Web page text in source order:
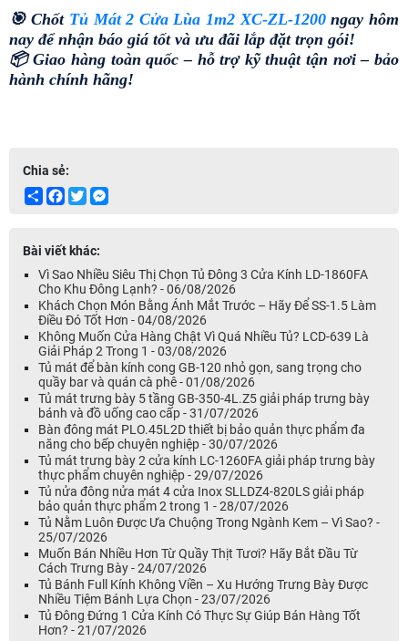
🎯 Chốt Tủ Mát 2 Cửa Lùa 1m2 XC-ZL-1200 ngay hôm
nay để nhận báo giá tốt và ưu đãi lắp đặt trọn gói!
📦 Giao hàng toàn quốc – hỗ trợ kỹ thuật tận nơi – bảo
hành chính hãng!
Chia sẻ:
ShareFacebook
Twitter
Bài viết khác:
Vì Sao Nhiều Siêu Thị Chọn Tủ Đông 3 Cửa Kính LD-1860FA
Cho Khu Đông Lạnh? - 06/08/2026
Khách Chọn Món Bằng Ánh Mắt Trước – Hãy Để SS-1.5 Làm
Điều Đó Tốt Hơn - 04/08/2026
Không Muốn Cửa Hàng Chật Vì Quá Nhiều Tủ? LCD-639 Là
Giải Pháp 2 Trong 1 - 03/08/2026
Tủ mát để bàn kính cong GB-120 nhỏ gọn, sang trọng cho
quầy bar và quán cà phê - 01/08/2026
Tủ mát trưng bày 5 tầng GB-350-4L.Z5 giải pháp trưng bày
bánh và đồ uống cao cấp - 31/07/2026
Bàn đông mát PLO.45L2D thiết bị bảo quản thực phẩm đa
năng cho bếp chuyên nghiệp - 30/07/2026
Tủ mát trưng bày 2 cửa kính LC-1260FA giải pháp trưng bày
thực phẩm chuyên nghiệp - 29/07/2026
Tủ nửa đông nửa mát 4 cửa Inox SLLDZ4-820LS giải pháp
bảo quản thực phẩm 2 trong 1 - 28/07/2026
Tủ Nằm Luôn Được Ưa Chuộng Trong Ngành Kem – Vì Sao? -
25/07/2026
Muốn Bán Nhiều Hơn Từ Quầy Thịt Tươi? Hãy Bắt Đầu Từ
Cách Trưng Bày - 24/07/2026
Tủ Bánh Full Kính Không Viền – Xu Hướng Trưng Bày Được
Nhiều Tiệm Bánh Lựa Chọn - 23/07/2026
Tủ Đông Đứng 1 Cửa Kính Có Thực Sự Giúp Bán Hàng Tốt
Hơn? - 21/07/2026